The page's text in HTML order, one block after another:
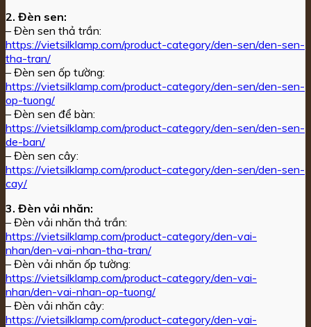
2. Đèn sen:
– Đèn sen thả trần:
https://vietsilklamp.com/product-category/den-sen/den-sen-
tha-tran/
– Đèn sen ốp tường:
https://vietsilklamp.com/product-category/den-sen/den-sen-
op-tuong/
– Đèn sen để bàn:
https://vietsilklamp.com/product-category/den-sen/den-sen-
de-ban/
– Đèn sen cây:
https://vietsilklamp.com/product-category/den-sen/den-sen-
cay/
3. Đèn vải nhăn:
– Đèn vải nhăn thả trần:
https://vietsilklamp.com/product-category/den-vai-
nhan/den-vai-nhan-tha-tran/
– Đèn vải nhăn ốp tường:
https://vietsilklamp.com/product-category/den-vai-
nhan/den-vai-nhan-op-tuong/
– Đèn vải nhăn cây:
https://vietsilklamp.com/product-category/den-vai-